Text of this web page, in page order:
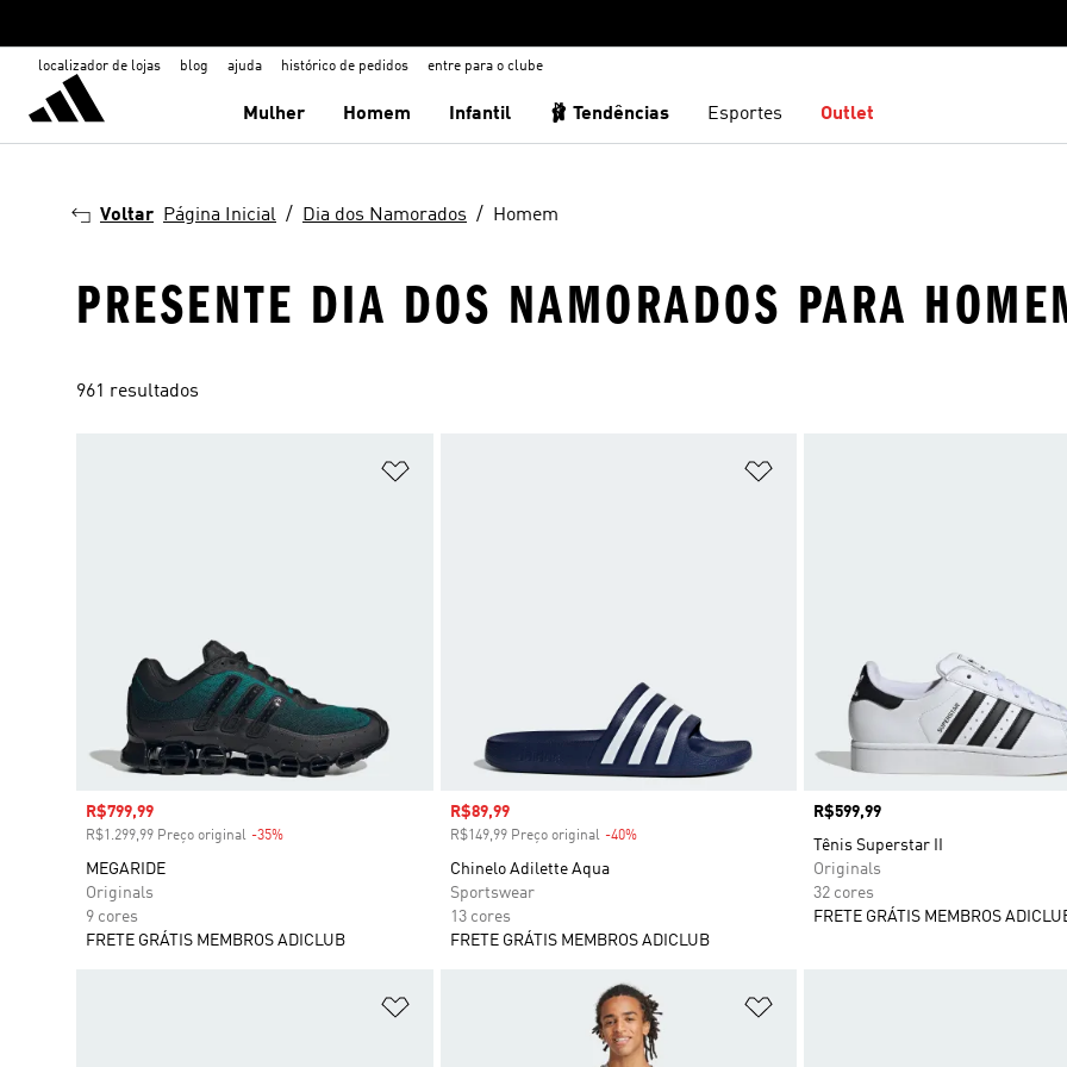
localizador de lojas blog ajuda histórico de pedidos entre para o clube
Mulher Homem Infantil 🩰 Tendências Esportes Outlet
Voltar Página Inicial Dia dos Namorados Homem
PRESENTE DIA DOS NAMORADOS PARA
961 resultados
Preço com desconto
R$799,99
R$1.299,99 Preço original -35%
MEGARIDE
Originals
9 cores
FRETE GRÁTIS MEMBROS ADICLUB
Preço com desconto
R$89,99
R$149,99 Preço original -40%Desconto
Chinelo Adilette Aqua
Sportswear
13 cores
FRETE GRÁTIS MEMBROS ADICLUB
Preço
R$599,99
Tênis Superstar II
Originals
32 cores
FRETE GRÁTIS MEMBROS
Adicionar à Lista de Desejos